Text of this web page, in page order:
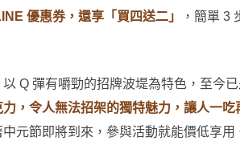
優惠券，還享「買四送二」
，簡單 3
Q 彈有嚼勁的招牌波堤為特色，至今
，令人無法招架的獨特魅力，讓人一吃
元節即將到來，參與活動就能價低享用